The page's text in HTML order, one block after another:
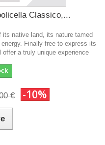
Classico,...
its native land, its nature tamed
Finally free to express its
a truly unique experience
€ -10%